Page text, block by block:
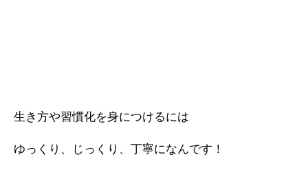
生き方や習慣化を身につけるには
ゆっくり、じっくり、丁寧になんです！